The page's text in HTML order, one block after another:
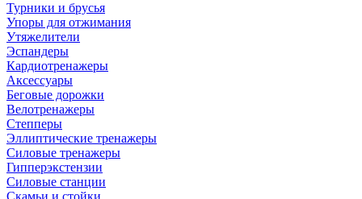
Турники и брусья
Упоры для отжимания
Утяжелители
Эспандеры
Кардиотренажеры
Аксессуары
Беговые дорожки
Велотренажеры
Степперы
Эллиптические тренажеры
Силовые тренажеры
Гипперэкстензии
Силовые станции
Скамьи и стойки